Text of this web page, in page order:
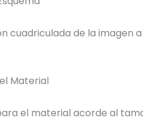
cuadriculada de la imagen
Material
el material acorde al